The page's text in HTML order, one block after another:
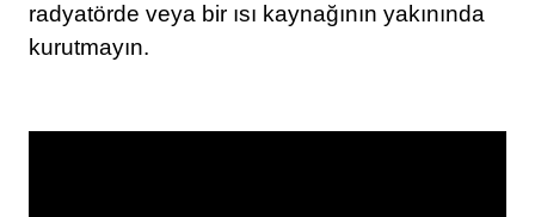
radyatörde veya bir ısı kaynağının yakınında
kurutmayın.